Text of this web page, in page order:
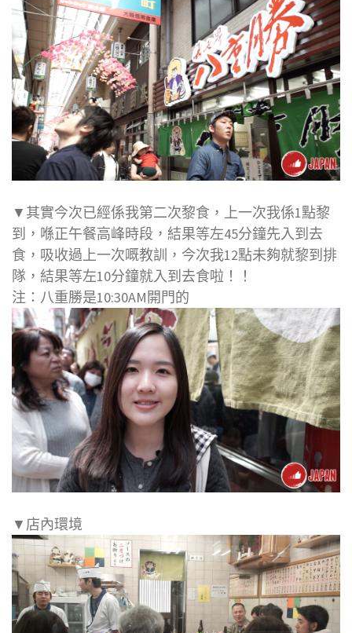
▼其實今次已經係我第二次黎食，上一次我係1點黎
到，喺正午餐高峰時段，結果等左45分鐘先入到去
食，吸收過上一次嘅教訓，今次我12點未夠就黎到排
隊，結果等左10分鐘就入到去食啦！！
注：八重勝是10:30AM開門的
▼店內環境